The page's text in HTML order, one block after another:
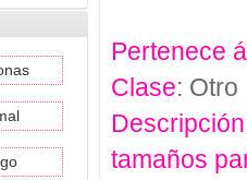
Pertenece
Clase: Otro
Descripción
tamaños